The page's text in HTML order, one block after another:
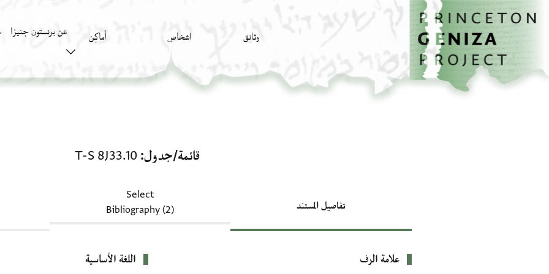
تخطي إلى المحتوى الرئيسي
الصفحة الرئيسية
وثائق اشخاص أَماكِن عن برنستون جنيزا
قائمة/جدول T-S 8J33.10
تفاصيل المستند
Select
Bibliography (2)
بيانات التعريف
علامة الرف اللغة الأساسية